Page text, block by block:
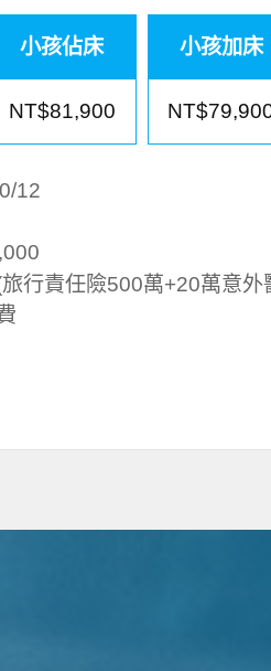
小孩佔床
NT$81,900
小孩加床
12
行責任險500萬+20萬意外